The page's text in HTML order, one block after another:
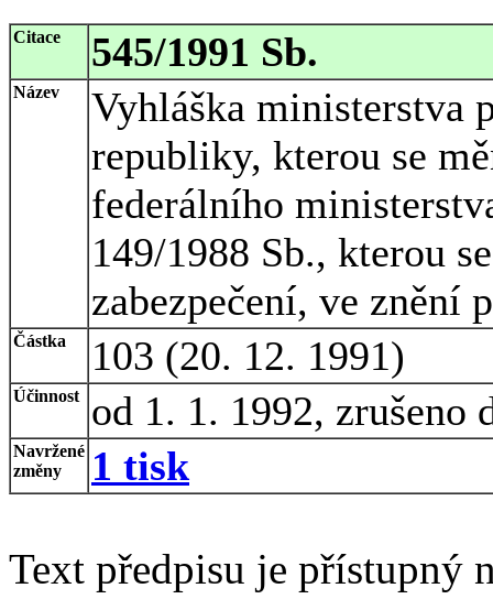
Citace 545/1991 Sb.
Název
Vyhláška ministerstva
republiky, kterou se
federálního
149/1988 Sb., kterou
zabezpečení, ve znění
Částka 103 (20. 12. 1991)
Účinnost od 1. 1. 1992, zrušeno
Navržené
změny
1 tisk
Text předpisu je přístupný